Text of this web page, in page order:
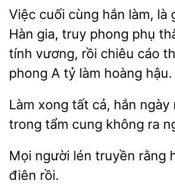
Việc cuối cùng hắn làm, là
Hàn gia,
phong phụ
tính vương, rồi chiêu cáo
phong A tỷ làm hoàng hậu.
Làm xong
cả, hắn ngày
tẩm cung không
Mọi người truyền
rồi.